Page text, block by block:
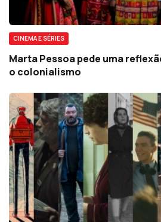
CINEMA E SÉRIES
Marta Pessoa pede uma
o colonialismo